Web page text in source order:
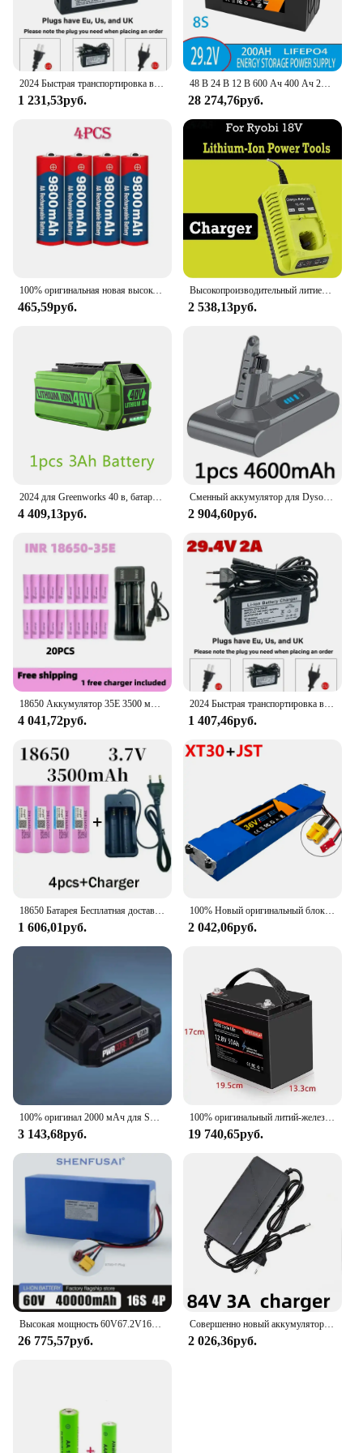
2024 Быстрая транспортировка воздуха, 100% новый оригинальный аккумулятор для скутера, 7S6P, 24 В, 80 Ач, литиевая аккумуляторная батарея с системой BMS
1 231,53руб.
48 В 24 В 12 В 600 Ач 400 Ач 200 Ач 100 Ач LiFePO4 Батарея 16s 8s 4s Литий-железо-фосфатная солнечная энергия Батареи для кемпинга без налога
28 274,76руб.
100% оригинальная новая высококачественная аккумуляторная батарея типа АА 1,5 В 9800 мАч для светодиодной игрушечной камеры, микрофона, батарея
465,59руб.
Высокопроизводительный литиевый аккумулятор RYOBI ONE +, 18 в, 6,0 Ач, без эффекта памяти, низкий саморазряд, подходит для всех + инструментов P10 P107
2 538,13руб.
2024 для Greenworks 40 в, батарея 6 Ач, GreenWorks G-MAX, литий-ионная батарея, сменная батарея от производителя для электроинструментов для газонокосилки
4 409,13руб.
Сменный аккумулятор для Dyson SV12 для Dyson V10, абсолютный беспроводной пылесос, ручной пылесос, аккумулятор Dyson SV12
2 904,60руб.
18650 Аккумулятор 35E 3500 мАч 25 А Разряд INR18650 Аккумулятор 35E 3500 мАч Литий-ионный аккумулятор 3,7 В
4 041,72руб.
2024 Быстрая транспортировка воздуха, 100% новый оригинальный аккумулятор для скутера, 7S6P, 24 В, 80 Ач, литиевая аккумуляторная батарея с системой BMS
1 407,46руб.
18650 Батарея Бесплатная доставка 2024Новый бестселлер 35E Литий-ионный 3,7 В 3500 мАч + зарядное устройство Перезаряжаемая батарея Подходит для отвертки
1 606,01руб.
100% Новый оригинальный блок батарей 36 в 100000 Ач для M365 36 В мАч блок батарей BMS плата для
2 042,06руб.
100% оригинал 2000 мАч для SKIL 12 В BY 519901 5199 5290 5531 5744 5745 5828 5927 6290 6744 Электрическая пила Аккумулятор для электрического инструмента
3 143,68руб.
100% оригинальный литий-железо-фосфатный аккумулятор LifePo4, 12,8 В, 50 Ач, встроенный BMS для автофургонов, кемпистов, carrito de Golf
19 740,65руб.
Высокая мощность 60V67.2V16S4P40Ah, высокопроизводительная литиевая батарея 1000 Вт-3000 Вт, подходит для велосипеда, трехколесного велосипеда, мотоцикла, скутера
26 775,57руб.
Совершенно новый аккумулятор высокой мощности 72 В 3000 Вт + литиевый аккумулятор BMS 20S4P 40 Ач 21700, бесплатное зарядное устройство 84 В, прочный и долговечный
2 026,36руб.